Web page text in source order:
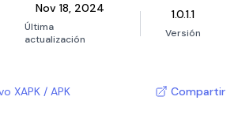
Nov 18, 2024
Última
actualización
1.0.1.1
Versión
XAPK / APK Compartir